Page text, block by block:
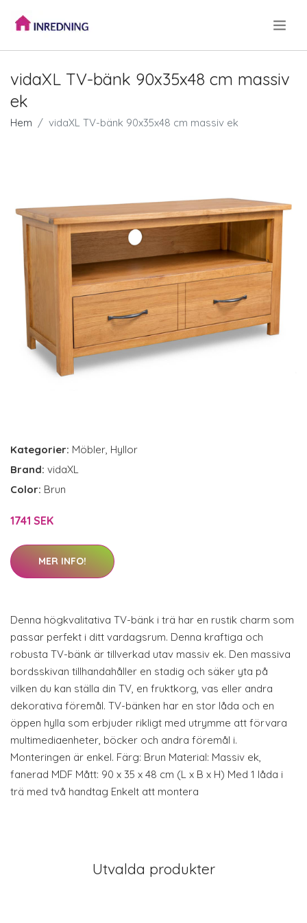
vidaXL TV-bänk 90x35x48 cm massiv
ek
Hem vidaXL TV-bänk 90x35x48 cm massiv ek
Kategorier: Möbler, Hyllor
Brand: vidaXL
Color: Brun
1741 SEK
MER INFO!
Denna högkvalitativa TV-bänk i trä har en rustik charm som
passar perfekt i ditt vardagsrum. Denna kraftiga och
robusta TV-bänk är tillverkad utav massiv ek. Den massiva
bordsskivan tillhandahåller en stadig och säker yta på
vilken du kan ställa din TV, en fruktkorg, vas eller andra
dekorativa föremål. TV-bänken har en stor låda och en
öppen hylla som erbjuder rikligt med utrymme att förvara
multimediaenheter, böcker och andra föremål i.
Monteringen är enkel. Färg: Brun Material: Massiv ek,
fanerad MDF Mått: 90 x 35 x 48 cm (L x B x H) Med 1 låda i
trä med två handtag Enkelt att montera
Utvalda produkter